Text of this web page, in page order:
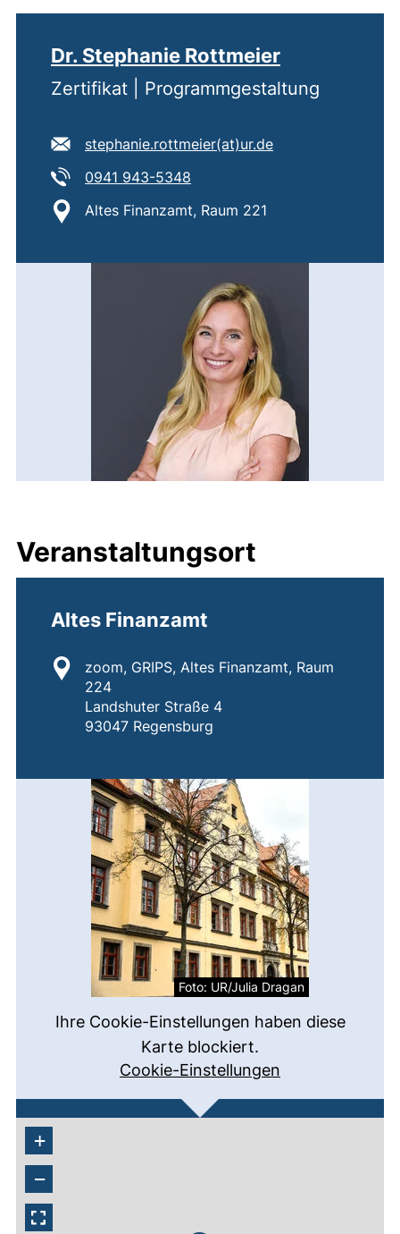
Dr. Stephanie Rottmeier
Zertifikat | Programmgestaltung
E-Mail Adresse:
stephanie.rottmeier​(at)​ur.de(öffnet Ihr E-Mail-
Tel:
0941 943-5348
Standort:
Altes Finanzamt, Raum 221
Veranstaltungsort
Altes Finanzamt
Standort:
zoom, GRIPS, Altes Finanzamt, Raum
224
Landshuter Straße 4
93047 Regensburg
Foto: UR/Julia Dragan
Ihre Cookie-Einstellungen haben diese
Karte blockiert.
Cookie-Einstellungen
+
−